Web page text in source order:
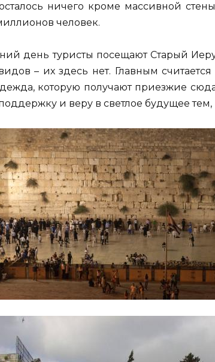
ничего кроме массивной
человек.
день туристы посещают Старый
– их здесь нет. Главным
которую получают приезжие
и веру в светлое будущее